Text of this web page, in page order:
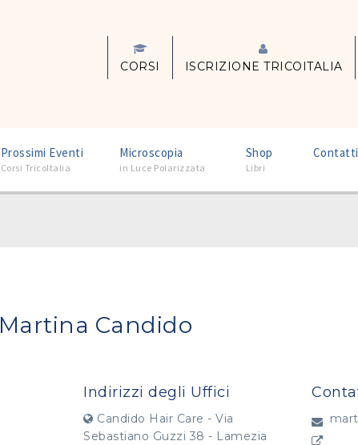
CORSI ISCRIZIONE TRICOITALIA
Prossimi Eventi
Corsi TricoItalia
Microscopia
in Luce Polarizzata
Shop
Libri
Contatti
Martina Candido
Indirizzi degli Uffici
Candido Hair Care - Via
Sebastiano Guzzi 38 - Lamezia